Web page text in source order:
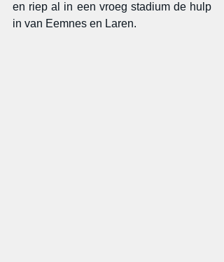
en riep al in een vroeg stadium de hulp
in van Eemnes en Laren.